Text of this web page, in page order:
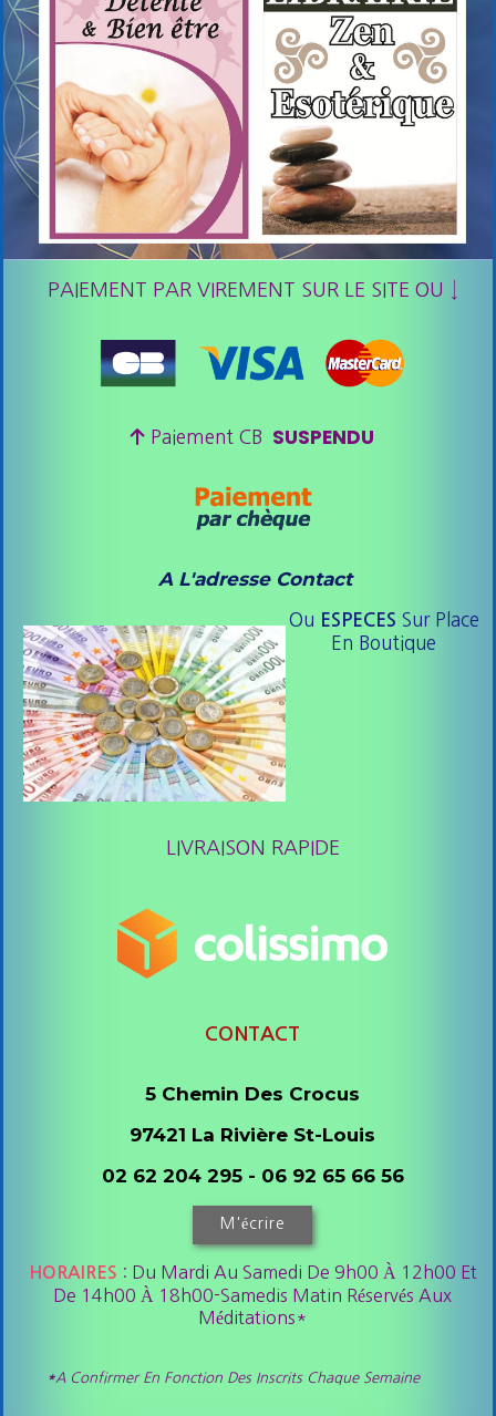
PAIEMENT PAR VIREMENT SUR LE SITE OU ↓
 Paiement CB SUSPENDU
A L'adresse Contact
Ou ESPECES Sur Place
En Boutique
LIVRAISON RAPIDE
CONTACT
5 Chemin Des Crocus
97421 La Rivière St-Louis
02 62 204 295 - 06 92 65 66 56
M'écrire
HORAIRES : Du Mardi Au Samedi De 9h00 À 12h00 Et
De 14h00 À 18h00-Samedis Matin Réservés Aux
Méditations*
*A Confirmer En Fonction Des Inscrits Chaque Semaine